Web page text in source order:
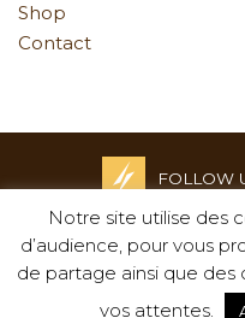
Shop
Contact
FOLLOW
Credits
Notre site utilise des
d’audience, pour vous
de partage ainsi que des
vos attentes.